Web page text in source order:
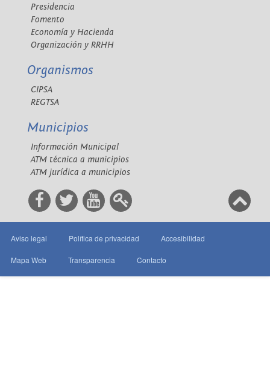
Presidencia
Fomento
Economía y Hacienda
Organización y RRHH
Organismos
CIPSA
REGTSA
Municipios
Información Municipal
ATM técnica a municipios
ATM jurídica a municipios
Aviso legal Política de privacidad Accesibilidad
Mapa Web Transparencia Contacto